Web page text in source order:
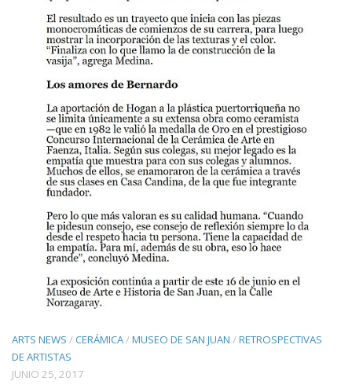
ARTS NEWS /CERÁMICA/MUSEO DE SAN JUAN /RETROSPECTIVAS
DE ARTISTAS
JUNIO 25, 2017